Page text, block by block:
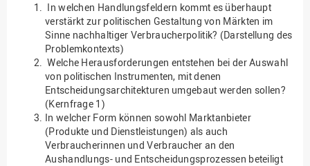
In welchen Handlungsfeldern kommt es überhaupt
verstärkt zur politischen Gestaltung von Märkten im
Sinne nachhaltiger Verbraucherpolitik? (Darstellung des
Problemkontexts)
Welche Herausforderungen entstehen bei der Auswahl
von politischen Instrumenten, mit denen
Entscheidungsarchitekturen umgebaut werden sollen?
(Kernfrage 1)
In welcher Form können sowohl Marktanbieter
(Produkte und Dienstleistungen) als auch
Verbraucherinnen und Verbraucher an den
Aushandlungs- und Entscheidungsprozessen beteiligt